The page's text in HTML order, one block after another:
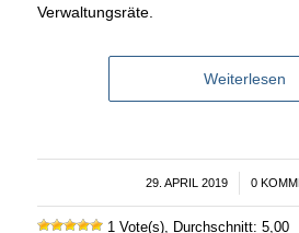
Verwaltungsräte.
Weiterlesen
29. APRIL 2019
/ 0
1 Vote(s), Durchschnitt: 5,00